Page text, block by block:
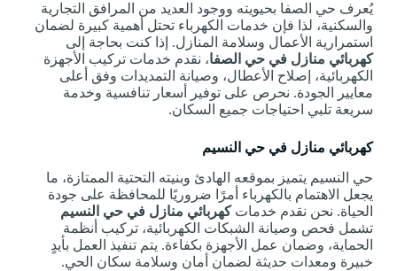
يُعرف حي الصفا بحيويته ووجود العديد من المرافق التجارية
والسكنية، لذا فإن خدمات الكهرباء تحتل أهمية كبيرة لضمان
استمرارية الأعمال وسلامة المنازل. إذا كنت بحاجة إلى
كهربائي منازل في حي الصفا، نقدم خدمات تركيب الأجهزة
الكهربائية، إصلاح الأعطال، وصيانة التمديدات وفق أعلى
معايير الجودة. نحرص على توفير أسعار تنافسية وخدمة
سريعة تلبي احتياجات جميع السكان.
كهربائي منازل في حي النسيم
حي النسيم يتميز بموقعه الهادئ وبنيته التحتية الممتازة، ما
يجعل الاهتمام بالكهرباء أمرًا ضروريًا للمحافظة على جودة
الحياة. نحن نقدم خدماتكهربائي منازل في حي النسيم
تشمل فحص وصيانة الشبكات الكهربائية، تركيب أنظمة
الحماية، وضمان عمل الأجهزة بكفاءة. يتم تنفيذ العمل بأيدٍ
خبيرة ومعدات حديثة لضمان أمان وسلامة سكان الحي.